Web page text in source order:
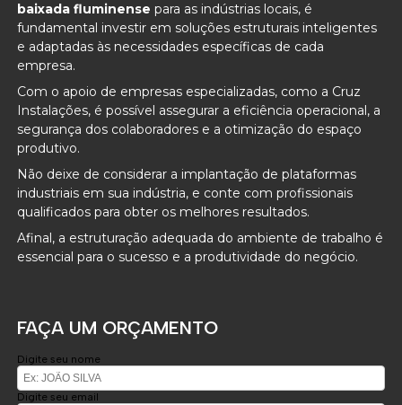
baixada fluminense para as indústrias locais, é
fundamental investir em soluções estruturais inteligentes
e adaptadas às necessidades específicas de cada
empresa.
Com o apoio de empresas especializadas, como a Cruz
Instalações, é possível assegurar a eficiência operacional, a
segurança dos colaboradores e a otimização do espaço
produtivo.
Não deixe de considerar a implantação de plataformas
industriais em sua indústria, e conte com profissionais
qualificados para obter os melhores resultados.
Afinal, a estruturação adequada do ambiente de trabalho é
essencial para o sucesso e a produtividade do negócio.
FAÇA UM ORÇAMENTO
Digite seu nome
Digite seu email